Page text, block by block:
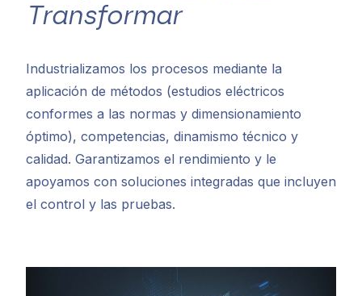
Transformar
Industrializamos los procesos mediante la
aplicación de métodos (estudios eléctricos
conformes a las normas y dimensionamiento
óptimo), competencias, dinamismo técnico y
calidad. Garantizamos el rendimiento y le
apoyamos con soluciones integradas que incluyen
el control y las pruebas.